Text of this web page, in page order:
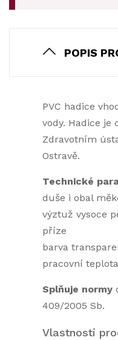
POPIS
PVC hadice
vody. Hadice je
Zdravotním
Ostravě.
Technické
duše i obal
výztuž vysoce
příze
barva
pracovní
Splňuje normy
409/2005 Sb.
Vlastnosti